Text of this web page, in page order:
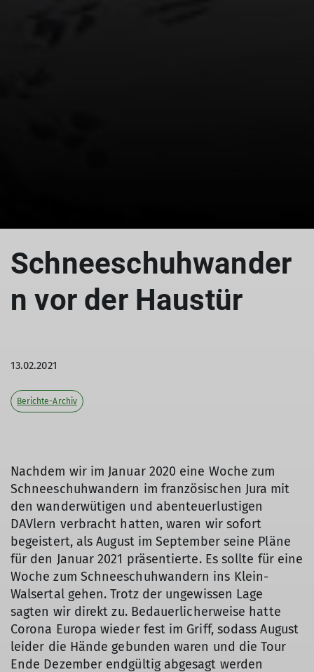
Schneeschuhwander
n vor der Haustür
13.02.2021
Berichte-Archiv
Nachdem wir im Januar 2020 eine Woche zum
Schneeschuhwandern im französischen Jura mit
den wanderwütigen und abenteuerlustigen
DAVlern verbracht hatten, waren wir sofort
begeistert, als August im September seine Pläne
für den Januar 2021 präsentierte. Es sollte für eine
Woche zum Schneeschuhwandern ins Klein-
Walsertal gehen. Trotz der ungewissen Lage
sagten wir direkt zu. Bedauerlicherweise hatte
Corona Europa wieder fest im Griff, sodass August
leider die Hände gebunden waren und die Tour
Ende Dezember endgültig abgesagt werden